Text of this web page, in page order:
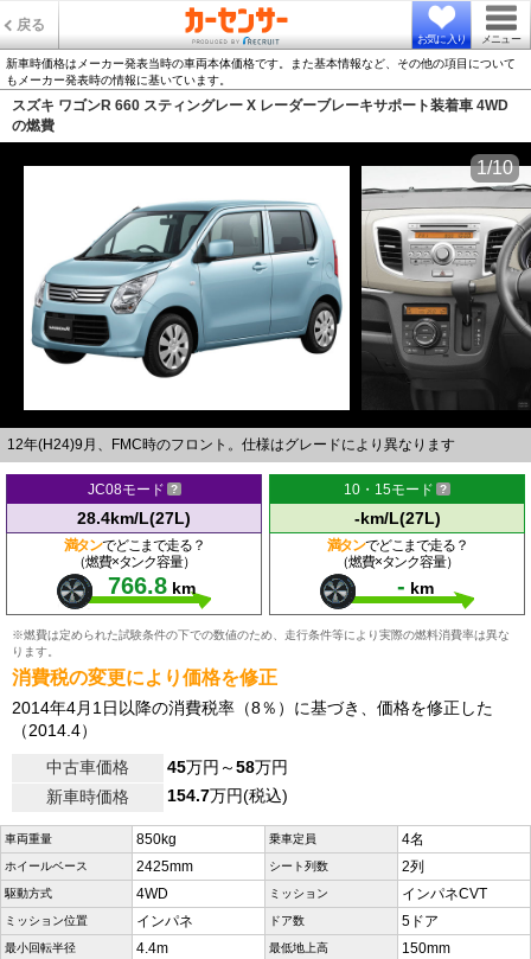
戻る
お気に入り メニュー
新車時価格はメーカー発表当時の車両本体価格です。また基本情報など、その他の項目について
もメーカー発表時の情報に基いています。
スズキ ワゴンR 660 スティングレー X レーダーブレーキサポート装着車 4WD
の燃費
12年(H24)9月、FMC時のフロント。仕様はグレードにより異なります
1/10
JC08モード
28.4km/L(27L)
満タンでどこまで走る？
（燃費×タンク容量）
766.8 km
10・15モード
-km/L(27L)
満タンでどこまで走る？
（燃費×タンク容量）
- km
※燃費は定められた試験条件の下での数値のため、走行条件等により実際の燃料消費率は異な
ります。
消費税の変更により価格を修正
2014年4月1日以降の消費税率（8％）に基づき、価格を修正した
（2014.4）
中古車価格
45万円～58万円
新車時価格
154.7万円(税込)
車両重量 850kg 乗車定員 4名
ホイールベース 2425mm シート列数 2列
駆動方式 4WD ミッション インパネCVT
ミッション位置 インパネ ドア数 5ドア
最小回転半径 4.4m 最低地上高 150mm